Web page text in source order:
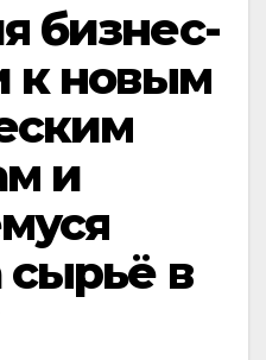
бизнес-
к новым
и
сырьё в